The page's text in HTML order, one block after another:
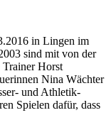
in Lingen im
sind mit von der
Trainer Horst
Nina Wächter
und Athletik-
Spielen dafür, dass